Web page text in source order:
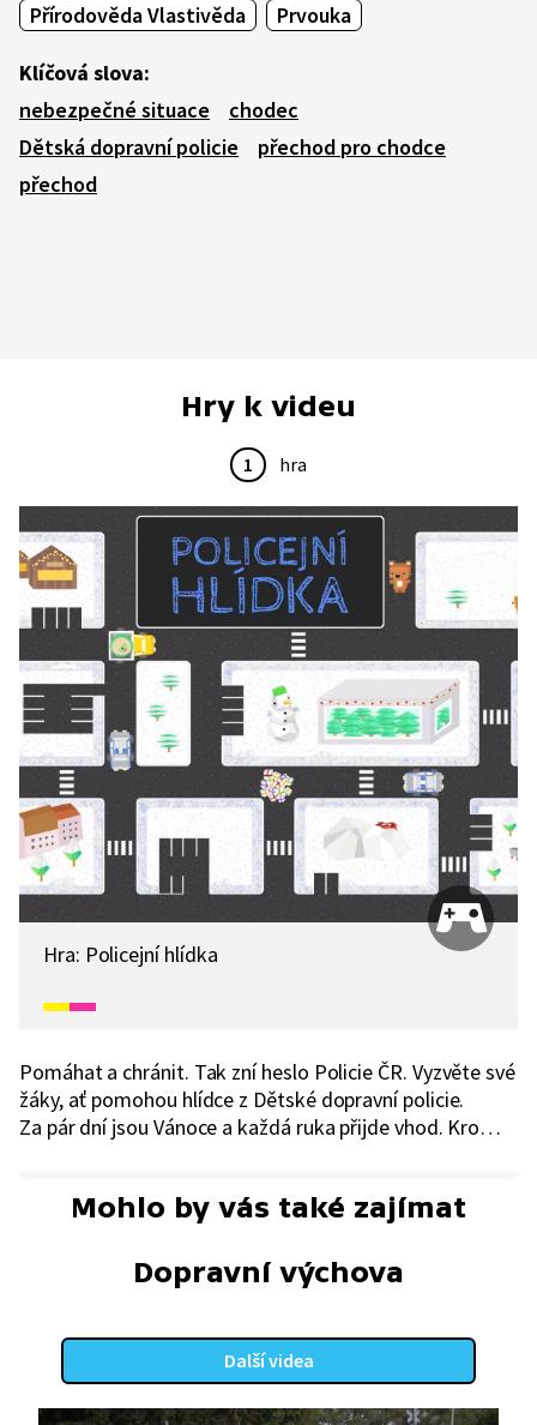
Přírodověda Vlastivěda
Prvouka
Klíčová slova:
nebezpečné situace
chodec
Dětská dopravní policie
přechod pro chodce
přechod
Hry k videu
1 hra
Hra: Policejní hlídka
Pomáhat a chránit. Tak zní heslo Policie ČR. Vyzvěte své
žáky, ať pomohou hlídce z Dětské dopravní policie.
Za pár dní jsou Vánoce a každá ruka přijde vhod. Kromě
Mohlo by vás také zajímat
Dopravní výchova
Další videa